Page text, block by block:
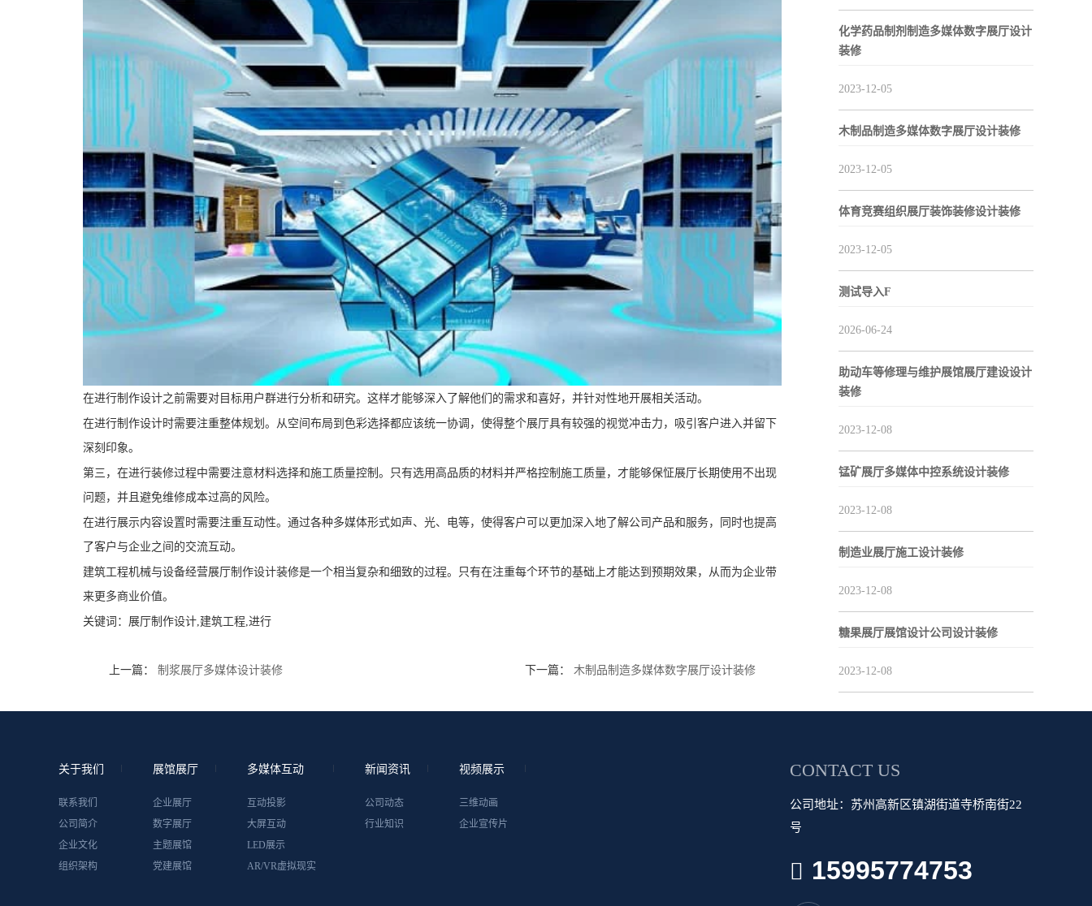
在进行制作设计之前需要对目标用户群进行分析和研究。这样才能够深入了解他们的需求和喜好，并针对性地开展相关活动。
在进行制作设计时需要注重整体规划。从空间布局到色彩选择都应该统一协调，使得整个展厅具有较强的视觉冲击力，吸引客户进入并留下
深刻印象。
第三，在进行装修过程中需要注意材料选择和施工质量控制。只有选用高品质的材料并严格控制施工质量，才能够保怔展厅长期使用不出现
问题，并且避免维修成本过高的风险。
在进行展示内容设置时需要注重互动性。通过各种多媒体形式如声、光、电等，使得客户可以更加深入地了解公司产品和服务，同时也提高
了客户与企业之间的交流互动。
建筑工程机械与设备经营展厅制作设计装修是一个相当复杂和细致的过程。只有在注重每个环节的基础上才能达到预期效果，从而为企业带
来更多商业价值。
关键词： 展厅制作设计,建筑工程,进行
上一篇： 制浆展厅多媒体设计装修 下一篇： 木制品制造多媒体数字展厅设计装修
化学药品制剂制造多媒体数字展厅设计
装修
2023-12-05
木制品制造多媒体数字展厅设计装修
2023-12-05
体育竞赛组织展厅装饰装修设计装修
2023-12-05
测试导入F
2026-06-24
助动车等修理与维护展馆展厅建设设计
装修
2023-12-08
锰矿展厅多媒体中控系统设计装修
2023-12-08
制造业展厅施工设计装修
2023-12-08
糖果展厅展馆设计公司设计装修
2023-12-08
关于我们
联系我们
公司简介
企业文化
组织架构
展馆展厅
企业展厅
数字展厅
主题展馆
党建展馆
多媒体互动
互动投影
大屏互动
LED展示
AR/VR虚拟现实
新闻资讯
公司动态
行业知识
视频展示
三维动画
企业宣传片
CONTACT US
公司地址：苏州高新区镇湖街道寺桥南街22
号
15995774753